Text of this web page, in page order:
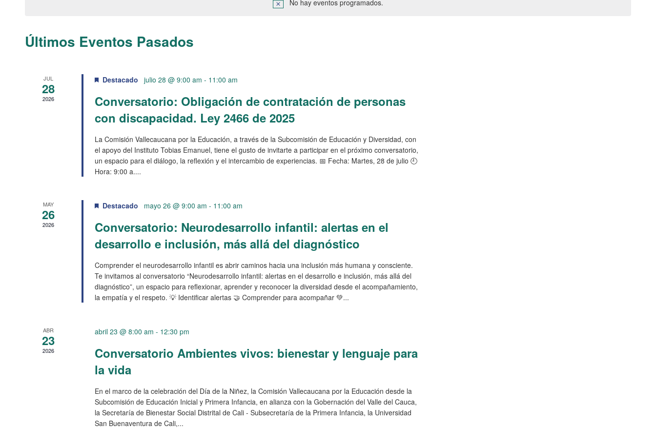
No hay eventos programados.
vistas
Eventos
clave.
Últimos Eventos Pasados
JUL
28
2026
Destacado julio 28 @ 9:00 am - 11:00 am
Conversatorio: Obligación de contratación de personas
con discapacidad. Ley 2466 de 2025
La Comisión Vallecaucana por la Educación, a través de la Subcomisión de Educación y Diversidad, con
el apoyo del Instituto Tobias Emanuel, tiene el gusto de invitarte a participar en el próximo conversatorio,
un espacio para el diálogo, la reflexión y el intercambio de experiencias. 📅 Fecha: Martes, 28 de julio 🕘
Hora: 9:00 a....
MAY
26
2026
Destacado mayo 26 @ 9:00 am - 11:00 am
Conversatorio: Neurodesarrollo infantil: alertas en el
desarrollo e inclusión, más allá del diagnóstico
Comprender el neurodesarrollo infantil es abrir caminos hacia una inclusión más humana y consciente.
Te invitamos al conversatorio “Neurodesarrollo infantil: alertas en el desarrollo e inclusión, más allá del
diagnóstico”, un espacio para reflexionar, aprender y reconocer la diversidad desde el acompañamiento,
la empatía y el respeto. 💡 Identificar alertas 🤝 Comprender para acompañar 💚...
ABR
23
2026
abril 23 @ 8:00 am - 12:30 pm
Conversatorio Ambientes vivos: bienestar y lenguaje para
la vida
En el marco de la celebración del Día de la Niñez, la Comisión Vallecaucana por la Educación desde la
Subcomisión de Educación Inicial y Primera Infancia, en alianza con la Gobernación del Valle del Cauca,
la Secretaría de Bienestar Social Distrital de Cali - Subsecretaría de la Primera Infancia, la Universidad
San Buenaventura de Cali,...